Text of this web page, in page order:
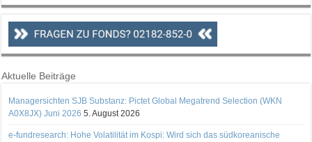
Aktuelle Beiträge
Managersichten SJB Substanz: Pictet Global Megatrend Selection (WKN
A0X8JX) Juni 2026 5. August 2026
e-fundresearch: Hohe Volatilität im Kospi: Wird sich das südkoreanische